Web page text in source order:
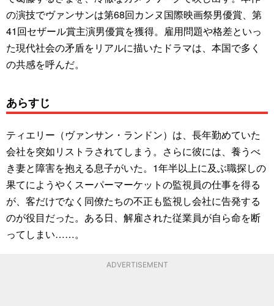
の演技でヴァンサンは第68回カンヌ国際映画祭男優賞、第
41回セザール賞主演男優賞を獲得。雇用問題や格差といっ
た現代社会の矛盾をリアルに描いたドラマは、本国で多く
の共感を呼んだ。
あらすじ
ティエリー（ヴァンサン・ランドン）は、長年勤めていた
会社を突如リストラされてしまう。さらに彼には、養うべ
き妻と障害を抱える息子がいた。1年半以上に及ぶ職探しの
果てにようやくスーパーマーケットの監視員の仕事を得る
が、客だけでなく同僚たちの不正も監視し会社に告発する
のが役目だった。ある日、解雇された従業員が自ら命を断
ってしまい……。
ADVERTISEMENT